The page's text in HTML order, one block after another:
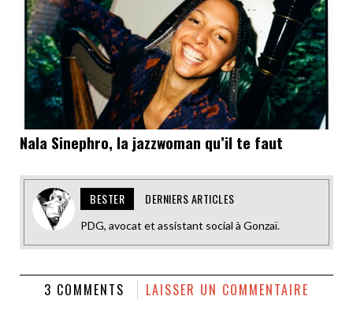
Nala Sinephro, la jazzwoman qu’il te faut
BESTER DERNIERS ARTICLES
PDG, avocat et assistant social à Gonzaï.
3 COMMENTS LAISSER UN COMMENTAIRE